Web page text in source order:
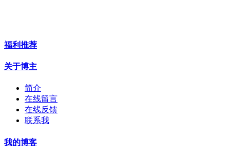
福利推荐
关于博主
简介
在线留言
在线反馈
联系我
我的博客